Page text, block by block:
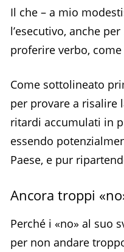
Il che – a mio
l’esecutivo, anche
proferire verbo,
Come sottolineato
per provare a risalire
ritardi accumulati in
essendo
Paese, e pur
Ancora troppi
Perché i «no» al suo
per non andare